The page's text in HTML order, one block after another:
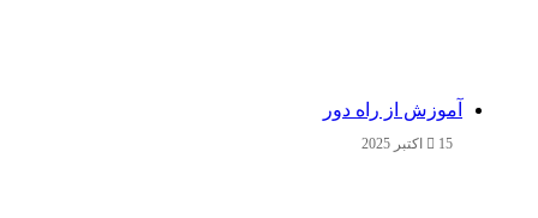
آموزش از راه دور
15 اکتبر 2025